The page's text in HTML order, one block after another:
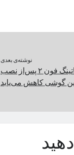
نوشته‌ی بعدی
کیفیت عکاسی با ناتینگ فون ۲ پس‌از نصب
گوشی کاهش می‌یابد